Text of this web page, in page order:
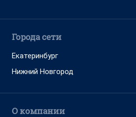
Города сети
Екатеринбург
Нижний Новгород
О компании